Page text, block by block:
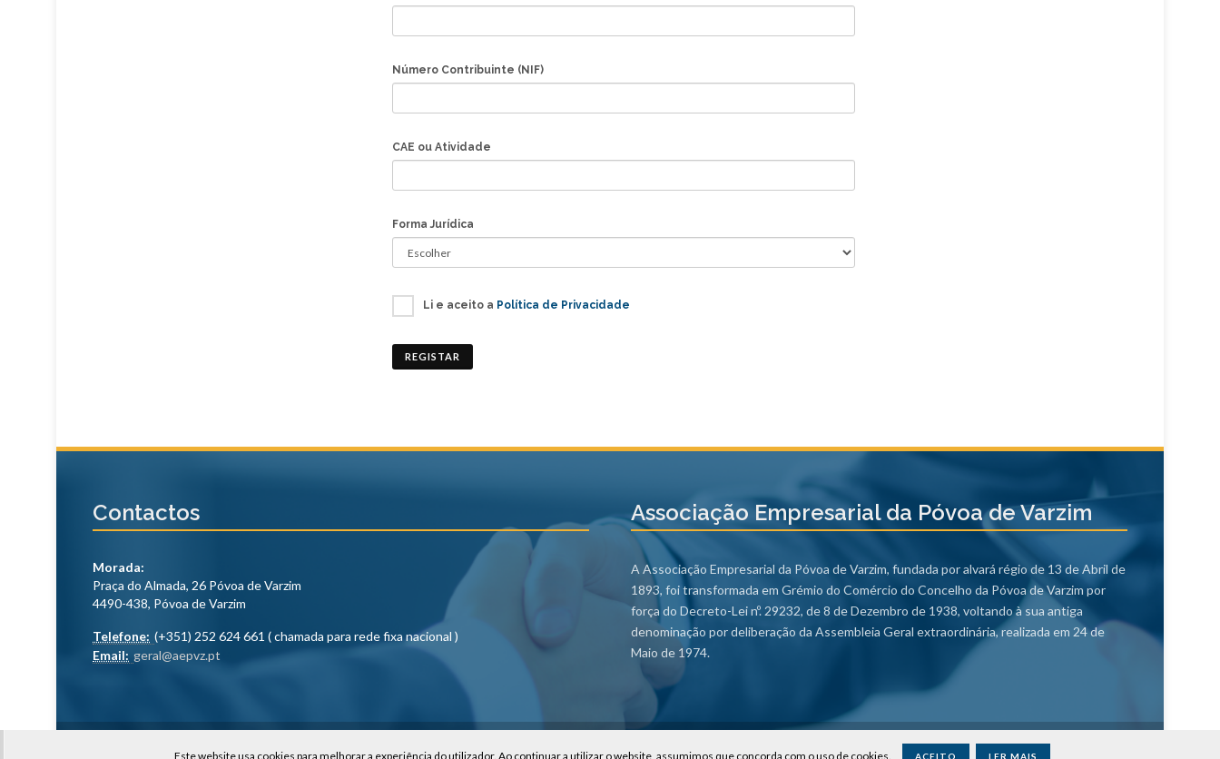
Número Contribuinte (NIF)
CAE ou Atividade
Forma Jurídica
Li e aceito a Política de Privacidade
REGISTAR
Contactos
Morada:
Praça do Almada, 26 Póvoa de Varzim
4490-438, Póvoa de Varzim
Telefone: (+351) 252 624 661 ( chamada para rede fixa nacional )
Email: geral@aepvz.pt
Associação Empresarial da Póvoa de Varzim
A Associação Empresarial da Póvoa de Varzim, fundada por alvará régio de 13 de Abril de
1893, foi transformada em Grémio do Comércio do Concelho da Póvoa de Varzim por
força do Decreto-Lei nº. 29232, de 8 de Dezembro de 1938, voltando à sua antiga
denominação por deliberação da Assembleia Geral extraordinária, realizada em 24 de
Maio de 1974.
Associação Empresarial da Póvoa de Varzim | Consultar aPolítica de Privacidade
Este website usa cookies para melhorar a experiência do utilizador. Ao continuar a utilizar o website, assumimos que concorda com o uso de cookies. ACEITO LER MAIS